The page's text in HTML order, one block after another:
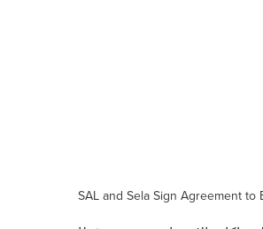
SAL and Sela Sign Agreement